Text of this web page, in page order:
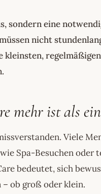
sondern eine
nicht
kleinsten,
mehr ist als
Viele
Spa-Besuchen oder
bedeutet, sich
ob groß oder klein.